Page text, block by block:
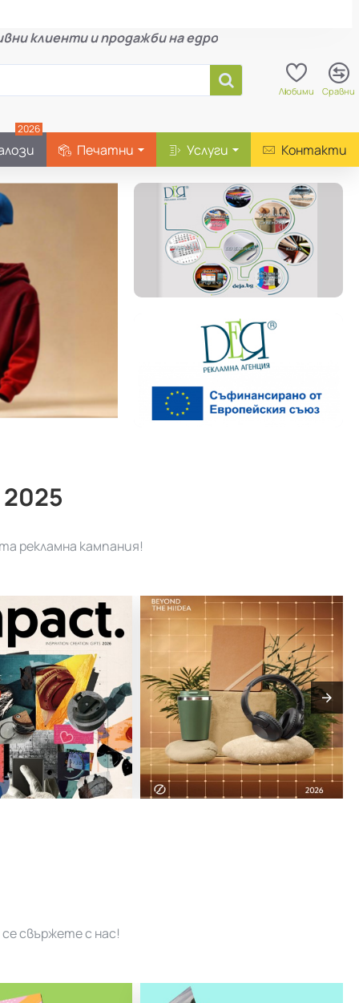
клиенти и продажби на едро
Любими Сравни
2026
Печатни Услуги Контакти
рекламна кампания!
свържете с нас!